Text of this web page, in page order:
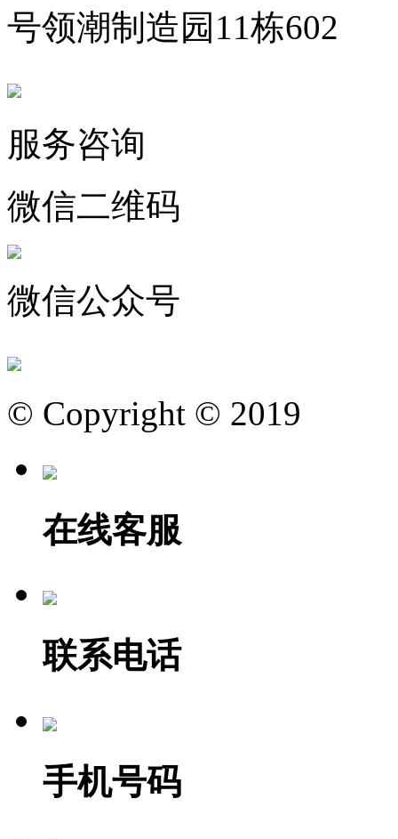
号领潮制造园11栋602
服务咨询
微信二维码
微信公众号
© Copyright © 2019
在线客服
联系电话
手机号码